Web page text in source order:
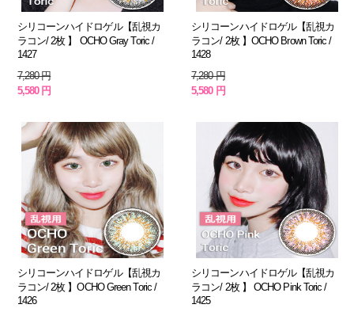
シリコーンハイドロゲル【乱視カ
ラコン/ 2枚 】 OCHO Gray Toric /
1427
7,280 円
5,580 円
シリコーンハイドロゲル【乱視カ
ラコン/ 2枚 】OCHO Brown Toric /
1428
7,280 円
5,580 円
シリコーンハイドロゲル【乱視カ
ラコン/ 2枚 】OCHO Green Toric /
1426
シリコーンハイドロゲル【乱視カ
ラコン/ 2枚 】 OCHO Pink Toric /
1425